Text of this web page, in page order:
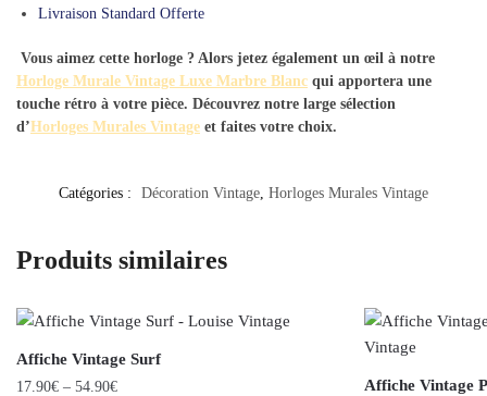
Livraison Standard Offerte
Vous aimez cette horloge ? Alors jetez également un œil à notre
Horloge Murale Vintage Luxe Marbre Blanc qui apportera une
touche rétro à votre pièce. Découvrez notre large sélection
d’Horloges Murales Vintage et faites votre choix.
Catégories : Décoration Vintage Horloges Murales Vintage
Produits similaires
Affiche Vintage Surf
17.90€ – 54.90€ Affiche Vintage